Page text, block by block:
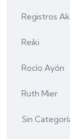
Registros
Reiki
Rocío Ayón
Ruth Mier
Sin